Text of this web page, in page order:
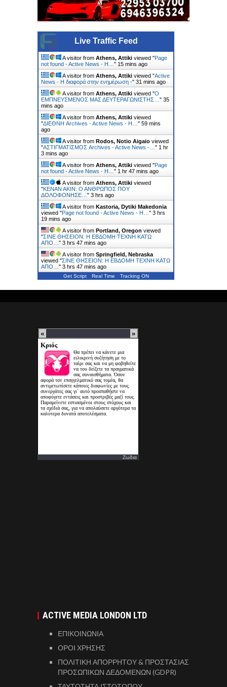
Live Traffic Feed
A visitor from Athens, Attiki viewed "Page
not found - Active News - Η… " 15 mins ago
A visitor from Athens, Attiki viewed "Active
News - Η διαφορά στην ενημέρωση -" 31 mins ago
A visitor from Athens, Attiki viewed "Ο
ΕΜΠΝΕΥΣΜΕΝΟΣ ΜΑΣ ΔΕΥΤΕΡΑΓΩΝΙΣΤΗΣ… " 35
mins ago
A visitor from Athens, Attiki viewed
"ΔΙΕΘΝΗ Archives - Active News - Η… " 59 mins
ago
A visitor from Rodos, Notio Aigaio viewed
"ΑΣΤΙΓΜΑΤΙΣΜΟΣ Archives - Active News -… " 1 hr
3 mins ago
A visitor from Athens, Attiki viewed "Page
not found - Active News - Η… " 1 hr 47 mins ago
A visitor from Athens, Attiki viewed
"ΚΕΝΑΝ ΑΚΙΝ: Ο ΑΝΘΡΩΠΟΣ ΠΟΥ
ΔΟΛΟΦΟΝΗΣΕ… " 3 hrs ago
A visitor from Kastoria, Dytiki Makedonia
viewed "Page not found - Active News - Η… " 3 hrs
19 mins ago
A visitor from Portland, Oregon viewed
"ΣΙΝΕ ΘΗΣΕΙΟΝ: Η ΕΒΔΟΜΗ ΤΕΧΝΗ ΚΑΤΩ
ΑΠΟ… " 3 hrs 47 mins ago
A visitor from Springfield, Nebraska
viewed "ΣΙΝΕ ΘΗΣΕΙΟΝ: Η ΕΒΔΟΜΗ ΤΕΧΝΗ ΚΑΤΩ
ΑΠΟ… " 3 hrs 47 mins ago
Get Script Real Time Tracking ON
Ζωδια
ACTIVE MEDIA LONDON LTD
ΕΠΙΚΟΙΝΩΝΙΑ
ΟΡΟΙ ΧΡΗΣΗΣ
ΠΟΛΙΤΙΚΗ ΑΠΟΡΡΗΤΟΥ & ΠΡΟΣΤΑΣΙΑΣ
ΠΡΟΣΩΠΙΚΩΝ ΔΕΔΟΜΕΝΩΝ (GDPR)